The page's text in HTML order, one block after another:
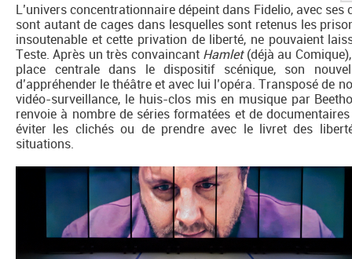
L’univers concentrationnaire dépeint dans Fidelio, avec
sont autant de cages dans lesquelles sont retenus les
insoutenable et cette privation de liberté, ne pouvaient
Teste. Après un très convaincant Hamlet(déjà au
place centrale dans le dispositif scénique, son
d’appréhender le théâtre et avec lui l’opéra. Transposé de
vidéo-surveillance, le huis-clos mis en musique par
renvoie à nombre de séries formatées et de
éviter les clichés ou de prendre avec le livret des
situations.